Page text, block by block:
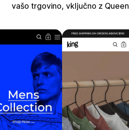
vašo trgovino, vključno z Queen